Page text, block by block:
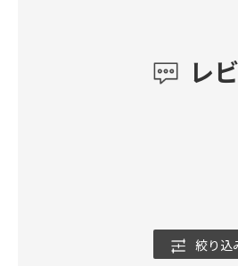
レ
絞り込